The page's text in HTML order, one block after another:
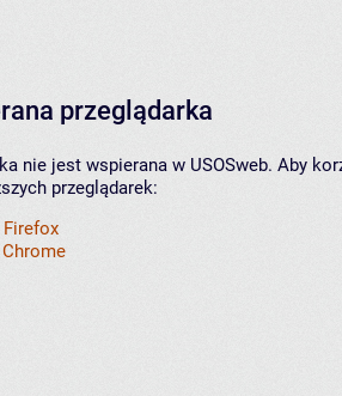
przeglądarka
nie jest wspierana w USOSweb. Aby
przeglądarek: